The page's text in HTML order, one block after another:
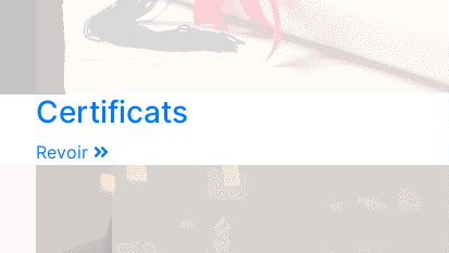
Certificats
Revoir